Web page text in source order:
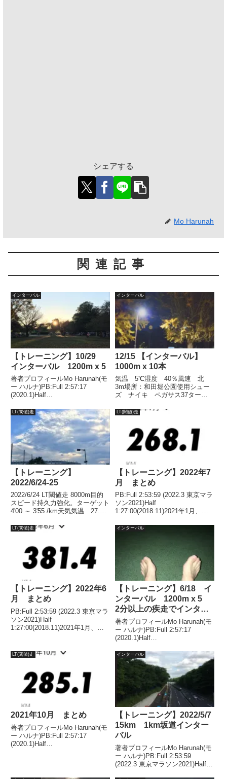
シェアする
Mo Harunah
関連記事
インターバル
【トレーニング】10/29
インターバル 1200m x 5
著者プロフィールMo Harunah(モ
ー ハルナ)PB:Full 2:57:17
(2020.1)Half
50代サブスリー達成。目的スピ
ード強化、心肺機能、VO2Max向
上。ターゲット1...
インターバル
12/15 【インターバル】
1000m x 10本
気温 5℃湿度 40％風速 北
3m場所：和田堀公園使用シュー
ズ ナイキ ペガサス37ターゲ
(1’30”)結果走る前にしっかりとエ
ルは、いつもよりターゲットを遅
らせ、本数...
LT(閾値)走
【トレーニング】
2022/6/24-25
2022/6/24 LT閾値走 8000m目的
スピード持久力強化。ターゲット
4'00 ～ 3'55 /km天気気温 27.4℃
閾値走についてはこちら結果日付
LT(閾値)走
【トレーニング】2022年7
月 まとめ
PB:Full 2:53:59 (2022.3 東京マラ
ソン2021)Half
1:27:00(2018.11)2021年1月、
リー達成。ルーティン基本的に下
グしています。週...
LT(閾値)走
【トレーニング】2022年6
月 まとめ
PB:Full 2:53:59 (2022.3 東京マラ
ソン2021)Half
1:27:00(2018.11)2021年1月、
記ルーティンに沿ってトレーニン
グしています。週...
インターバル
【トレーニング】6/18 イ
ンターバル 1200m x 5
2分以上の疾走でインター
バルの効率が高まるのか？
著者プロフィールMo Harunah(モ
ー ハルナ)PB:Full 2:57:17
(2020.1)Half
50代サブスリー達成。目的スピ
ード強化、心肺機能、VO2Max向
上。ターゲット1...
LT(閾値)走
2021年10月 まとめ
著者プロフィールMo Harunah(モ
ー ハルナ)PB:Full 2:57:17
(2020.1)Half
の走力を決めるうえで...
インターバル
【トレーニング】2022/5/7
15km 1km坂道インター
バル
著者プロフィールMo Harunah(モ
ー ハルナ)PB:Full 2:53:59
(2022.3 東京マラソン2021)Half